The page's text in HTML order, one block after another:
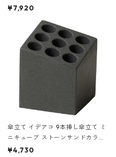
urniture WALL Table B5 ネイビー
¥7,920
傘立て イデアコ 9本挿し傘立て ミ
ニキューブ ストーンサンドカラー
石調 ideaco Umbrella Stand CUB
¥4,730